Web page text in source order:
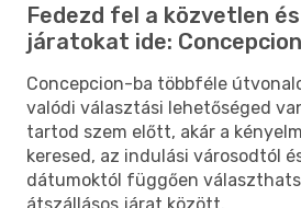
Fedezd fel a közvetlen
járatokat ide: Concepcion
Concepcion-ba többféle
valódi választási lehetőséged
tartod szem előtt, akár a
keresed, az indulási városodtól
dátumoktól függően